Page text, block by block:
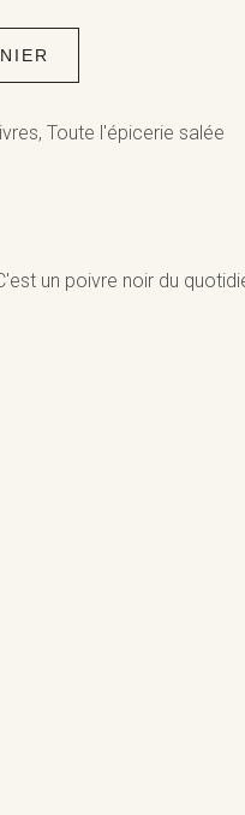
, Toute l'épicerie salée
un poivre noir du